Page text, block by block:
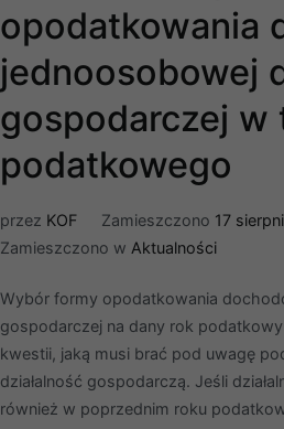
opodatkowania
jednoosobowej
gospodarczej w
podatkowego
przez KOF Zamieszczono 17
Zamieszczono w Aktualności
Wybór formy opodatkowania
gospodarczej na dany rok
kwestii, jaką musi brać pod uwagę
działalność gospodarczą. Jeśli
również w poprzednim roku